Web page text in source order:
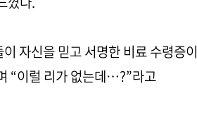
자신을 믿고 서명한 비료 수령증이
“이럴 리가 없는데…?”라고